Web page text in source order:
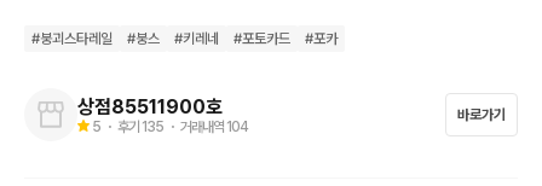
전체 빛비춤으로 하자유무 확인완료했고 매우 깨끗합니다
#붕괴스타레일 #붕스 #키레네 #포토카드 #포카
상점85511900호
5 ・ 후기 135 ・ 거래내역 104
바로가기